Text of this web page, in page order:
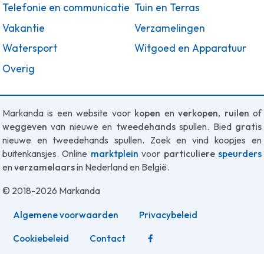
Telefonie en communicatie Tuin en Terras
Vakantie
Verzamelingen
Watersport
Witgoed en Apparatuur
Overig
Markanda is een website voor kopen enverkopen, ruilen of
weggeven van nieuwe en tweedehandsspullen. Bied gratis
nieuwe en tweedehands spullen. Zoek en vind koopjes en
buitenkansjes. Online marktplein voor particulierespeurders
en verzamelaarsin Nederland en België.
© 2018-2026 Markanda
Algemene voorwaarden Privacybeleid
Cookiebeleid Contact